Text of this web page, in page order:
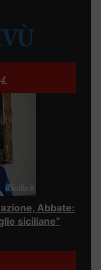
Abbate:
siciliane”